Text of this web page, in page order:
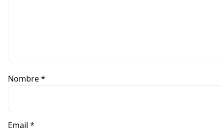
Nombre*
Email *